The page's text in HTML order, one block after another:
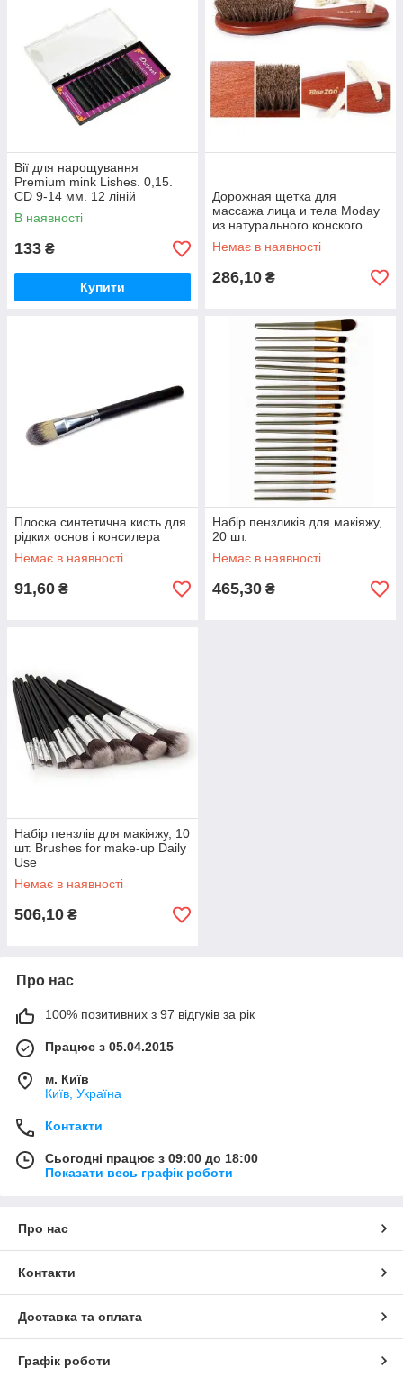
Вії для нарощування
Premium mink Lishes. 0,15.
CD 9-14 мм. 12 ліній
В наявності
133 ₴
Купити
Дорожная щетка для
массажа лица и тела Moday
из натурального конского
волоса
Немає в наявності
286,10 ₴
Плоска синтетична кисть для
рідких основ і консилера
Немає в наявності
91,60 ₴
Набір пензликів для макіяжу,
20 шт.
Немає в наявності
465,30 ₴
Набір пензлів для макіяжу, 10
шт. Brushes for make-up Daily
Use
Немає в наявності
506,10 ₴
Про нас
100% позитивних з 97 відгуків за рік
Працює з 05.04.2015
м. Київ
Київ, Україна
Контакти
Сьогодні працює з 09:00 до 18:00
Показати весь графік роботи
Про нас
Контакти
Доставка та оплата
Графік роботи